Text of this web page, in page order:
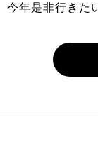
今年是非行きた